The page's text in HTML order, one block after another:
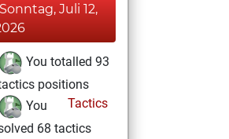
Sonntag, Juli 12,
You totalled 93
positions
Tactics
You
68 tactics